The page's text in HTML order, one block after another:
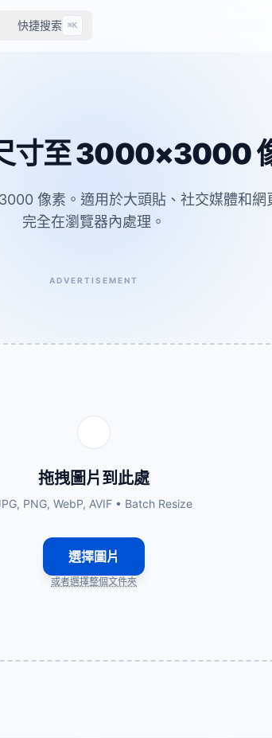
快捷搜索 ⌘K
寸至 3000×3000
像素。適用於大頭貼、社交媒體和網
完全在瀏覽器內處理。
ADVERTISEMENT
拖拽圖片到此處
PNG, WebP, AVIF • Batch Resize
選擇圖片
或者選擇整個文件夾